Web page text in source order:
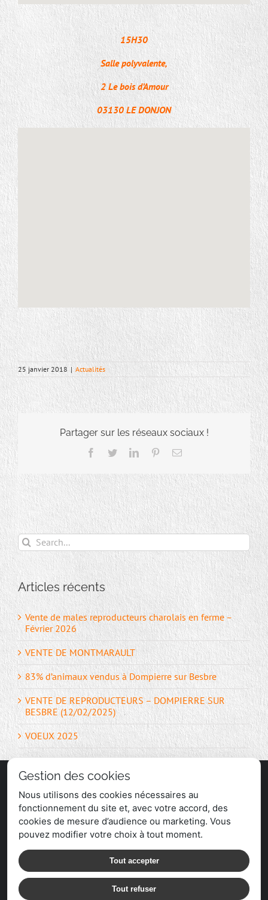
15H30
Salle polyvalente,
2 Le bois d’Amour
03130 LE DONJON
25 janvier 2018 | Actualités
Partager sur les réseaux sociaux !
Facebook
TwitterLinkedInPinterestEmail
Search
for:
Articles récents
Vente de males reproducteurs charolais en ferme –
Février 2026
VENTE DE MONTMARAULT
83% d’animaux vendus à Dompierre sur Besbre
VENTE DE REPRODUCTEURS – DOMPIERRE SUR
BESBRE (12/02/2025)
VOEUX 2025
Gestion des cookies
Nous utilisons des cookies nécessaires au
fonctionnement du site et, avec votre accord, des
cookies de mesure d’audience ou marketing. Vous
pouvez modifier votre choix à tout moment.
Tout accepter
Tout refuser